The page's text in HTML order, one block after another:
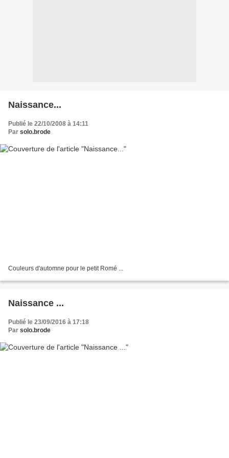
Naissance...
Publié le 22/10/2008 à 14:11
Par solo.brode
Couleurs d'automne pour le petit Romé ...
Naissance ...
Publié le 23/09/2016 à 17:18
Par solo.brode